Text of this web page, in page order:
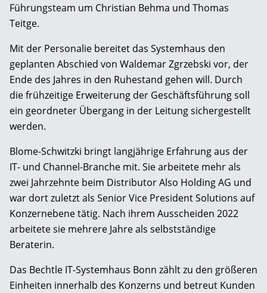
Führungsteam um Christian Behma und Thomas
Teitge.
Mit der Personalie bereitet das Systemhaus den
geplanten Abschied von Waldemar Zgrzebski vor, der
Ende des Jahres in den Ruhestand gehen will. Durch
die frühzeitige Erweiterung der Geschäftsführung soll
ein geordneter Übergang in der Leitung sichergestellt
werden.
Blome-Schwitzki bringt langjährige Erfahrung aus der
IT- und Channel-Branche mit. Sie arbeitete mehr als
zwei Jahrzehnte beim DistributorAlso Holding AG und
war dort zuletzt als Senior Vice President Solutions auf
Konzernebene tätig. Nach ihrem Ausscheiden 2022
arbeitete sie mehrere Jahre als selbstständige
Beraterin.
Das Bechtle IT-Systemhaus Bonn zählt zu den größeren
Einheiten innerhalb des Konzerns und betreut Kunden